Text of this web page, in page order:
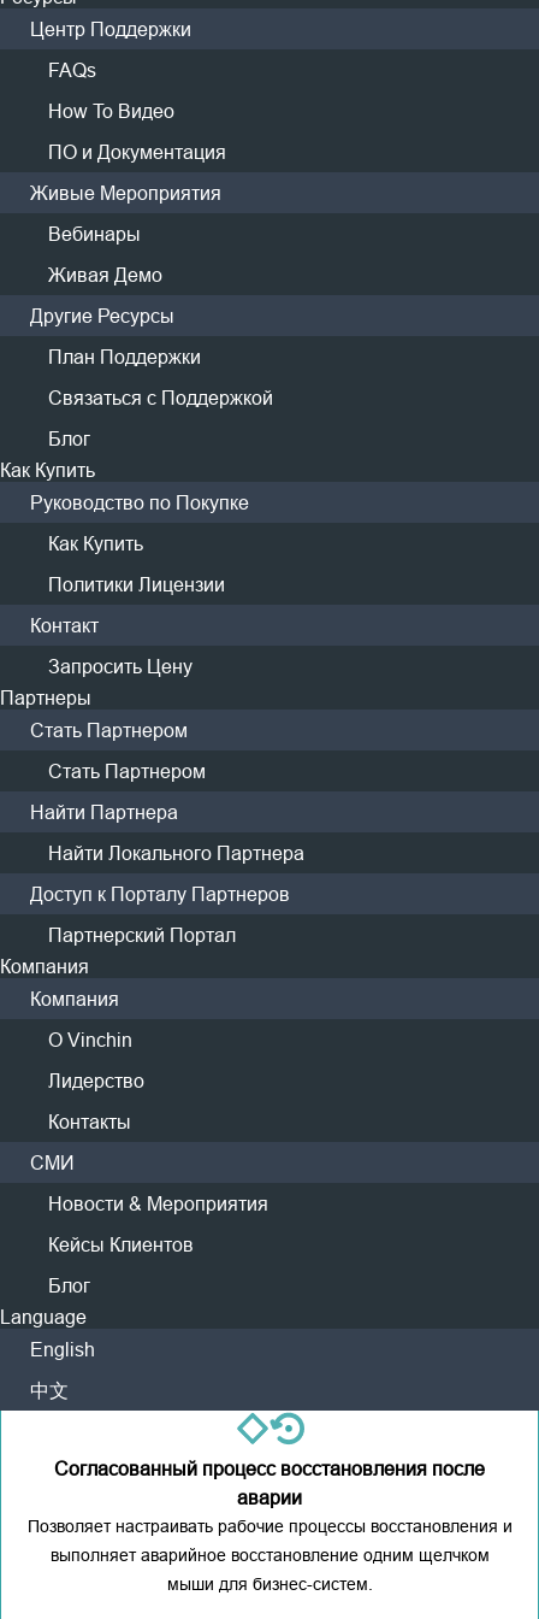
Центр Поддержки
FAQs
How To Видео
ПО и Документация
Живые Мероприятия
Вебинары
Живая Демо
Другие Ресурсы
План Поддержки
Связаться с Поддержкой
Блог
Как Купить
Руководство по Покупке
Как Купить
Политики Лицензии
Контакт
Запросить Цену
Партнеры
Стать Партнером
Стать Партнером
Найти Партнера
Найти Локального Партнера
Доступ к Порталу Партнеров
Партнерский Портал
Компания
Компания
О Vinchin
Лидерство
Контакты
СМИ
Новости & Мероприятия
Кейсы Клиентов
Блог
Language
English
中文
Встроенные функции проверки и резервного
Выполняет проверку на платформе и может развернуть
идентичную тестовую среду в течение нескольких минут.
Несколько дополнительных методов проверки
Поддерживает монтирование или восстановление
резервных копий на внешнее хранилище/вычислительные
Обеспечивает проверку после восстановления; загружает
сгруппированные наборы приложений для комплексной
Согласованный процесс восстановления после
аварии
Позволяет настраивать рабочие процессы восстановления и
выполняет аварийное восстановление одним щелчком
мыши для бизнес-систем.